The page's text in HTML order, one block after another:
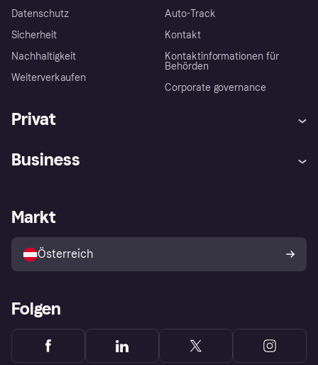
Datenschutz
Sicherheit
Nachhaltigkeit
Weiterverkaufen
Auto-Track
Kontakt
Kontaktinformationen für
Behörden
Corporate governance
Privat
Shops entdecken
Business
Händlerportal
Markt
Österreich
Folgen